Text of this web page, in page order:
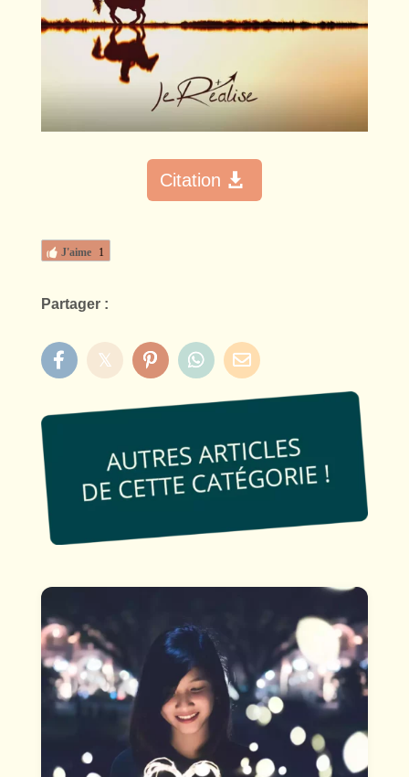
Citation
J'aime 1
Partager :